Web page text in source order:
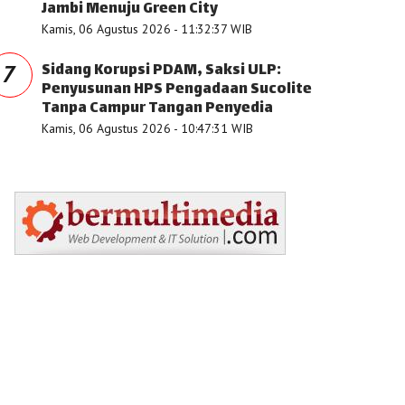
Jambi Menuju Green City
Kamis, 06 Agustus 2026 - 11:32:37 WIB
7 Sidang Korupsi PDAM, Saksi ULP:
Penyusunan HPS Pengadaan Sucolite
Tanpa Campur Tangan Penyedia
Kamis, 06 Agustus 2026 - 10:47:31 WIB